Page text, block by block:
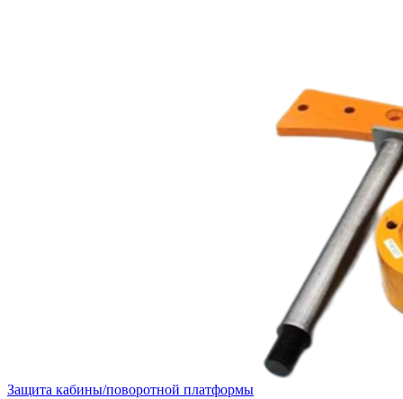
Защита кабины/поворотной платформы